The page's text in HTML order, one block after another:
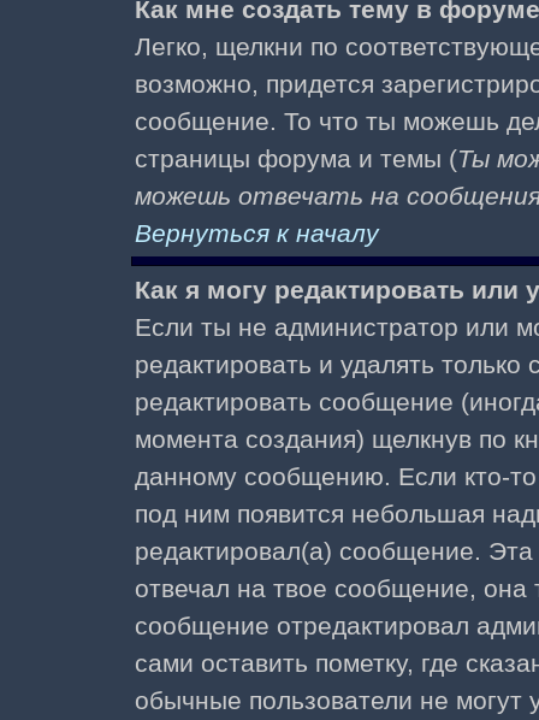
Как мне создать тему в
Легко, щелкни по
возможно, придется
сообщение. То что ты можешь
страницы форума и темы (Ты
можешь отвечать на
Вернуться к началу
Как я могу редактировать или
Если ты не администратор или
редактировать и удалять
редактировать сообщение
момента создания) щелкнув по
данному сообщению. Если кто-
под ним появится небольшая
редактировал(а) сообщение. Эта
отвечал на твое сообщение, она
сообщение отредактировал
сами оставить пометку, где
обычные пользователи не могут